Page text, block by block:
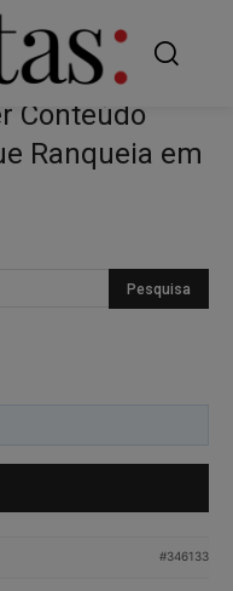
Conteúdo
Ranqueia em
#346133